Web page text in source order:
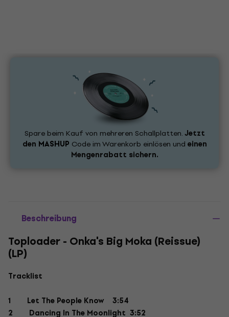
Spare beim Kauf von mehreren Schallplatten.Jetzt
den MASHUP Code im Warenkorb einlösen und einen
Mengenrabatt sichern.
Beschreibung
Toploader - Onka's Big Moka (Reissue)
(LP)
Tracklist
1 Let The People Know 3:54
2 Dancing In The Moonlight 3:52